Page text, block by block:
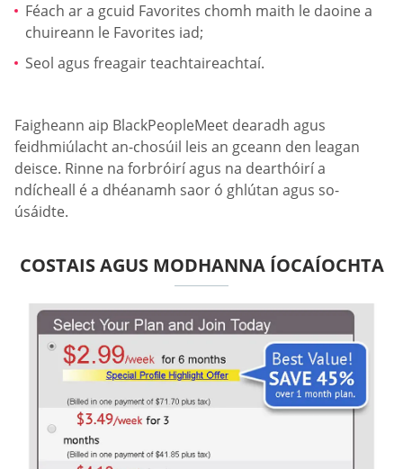
Féach ar a gcuid Favorites chomh maith le daoine a
chuireann le Favorites iad;
Seol agus freagair teachtaireachtaí.
Faigheann aip BlackPeopleMeet dearadh agus
feidhmiúlacht an-chosúil leis an gceann den leagan
deisce. Rinne na forbróirí agus na dearthóirí a
ndícheall é a dhéanamh saor ó ghlútan agus so-
úsáidte.
COSTAIS AGUS MODHANNA ÍOCAÍOCHTA